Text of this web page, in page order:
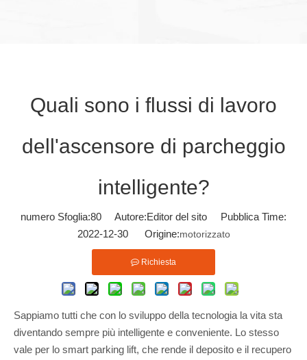
Quali sono i flussi di lavoro
dell'ascensore di parcheggio
intelligente?
numero Sfoglia:80 Autore:Editor del sito Pubblica Time:
2022-12-30 Origine:motorizzato
Richiesta
Sappiamo tutti che con lo sviluppo della tecnologia la vita sta
diventando sempre più intelligente e conveniente. Lo stesso
vale per lo smart parking lift, che rende il deposito e il recupero